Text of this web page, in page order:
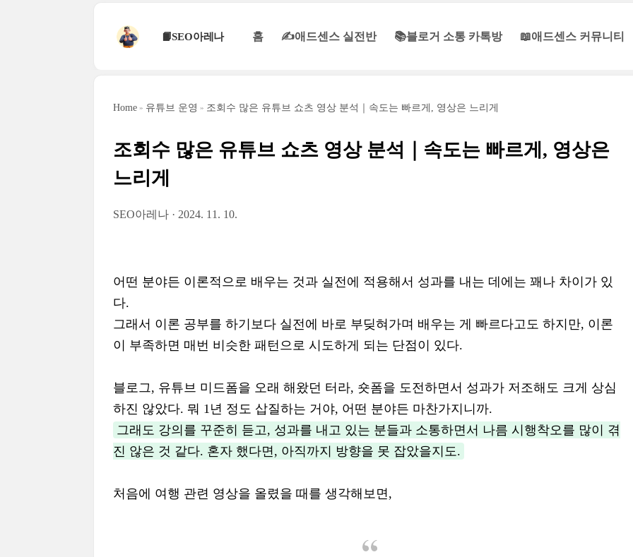
📙SEO아레나 홈 ✍애드센스 실전반 📚블로거 소통 카톡방 📖애드센스 커뮤니티
Home 유튜브 운영 조회수 많은 유튜브 쇼츠 영상 분석｜속도는 빠르게, 영상은 느리게
조회수 많은 유튜브 쇼츠 영상 분석｜속도는 빠르게, 영상은
느리게
SEO아레나 2024. 11. 10.
어떤 분야든 이론적으로 배우는 것과 실전에 적용해서 성과를 내는 데에는 꽤나 차이가 있
다.
그래서 이론 공부를 하기보다 실전에 바로 부딪혀가며 배우는 게 빠르다고도 하지만, 이론
이 부족하면 매번 비슷한 패턴으로 시도하게 되는 단점이 있다.
블로그, 유튜브 미드폼을 오래 해왔던 터라, 숏폼을 도전하면서 성과가 저조해도 크게 상심
하진 않았다. 뭐 1년 정도 삽질하는 거야, 어떤 분야든 마찬가지니까.
그래도 강의를 꾸준히 듣고, 성과를 내고 있는 분들과 소통하면서 나름 시행착오를 많이 겪
진 않은 것 같다. 혼자 했다면, 아직까지 방향을 못 잡았을지도.
처음에 여행 관련 영상을 올렸을 때를 생각해보면,